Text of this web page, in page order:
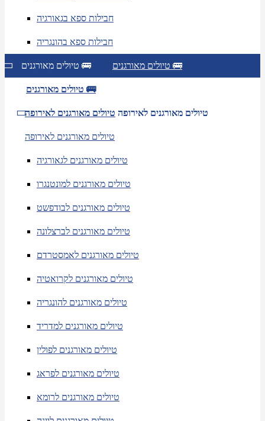
חבילות ספא בגאורגיה
חבילות ספא בהונגריה
טיולים מאורגנים 🚌 טיולים מאורגנים 🚌
טיולים מאורגנים 🚌
טיולים מאורגנים לאירופה טיולים מאורגנים לאירופה
טיולים מאורגנים לאירופה
טיולים מאורגנים לגאורגיה
טיולים מאורגנים למונטנגרו
טיולים מאורגנים לבודפשט
טיולים מאורגנים לברצלונה
טיולים מאורגנים לאמסטרדם
טיולים מאורגנים לקרואטיה
טיולים מאורגנים להונגריה
טיולים מאורגנים למדריד
טיולים מאורגנים לפולין
טיולים מאורגנים לפראג
טיולים מאורגנים לרומא